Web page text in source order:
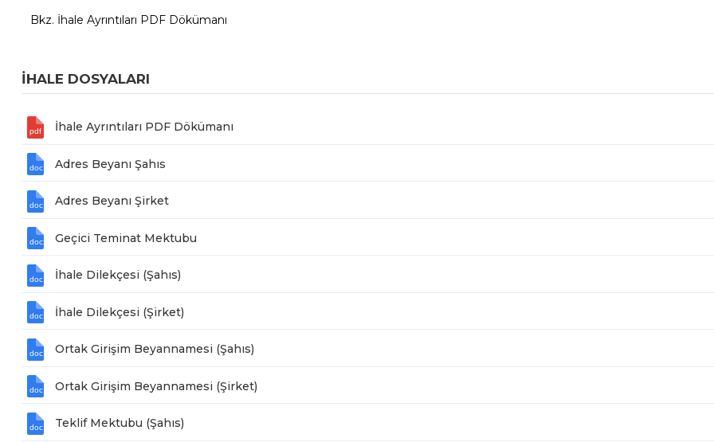
Bkz. İhale Ayrıntıları PDF Dökümanı
İHALE DOSYALARI
İhale Ayrıntıları PDF Dökümanı
Adres Beyanı Şahıs
Adres Beyanı Şirket
Geçici Teminat Mektubu
İhale Dilekçesi (Şahıs)
İhale Dilekçesi (Şirket)
Ortak Girişim Beyannamesi (Şahıs)
Ortak Girişim Beyannamesi (Şirket)
Teklif Mektubu (Şahıs)